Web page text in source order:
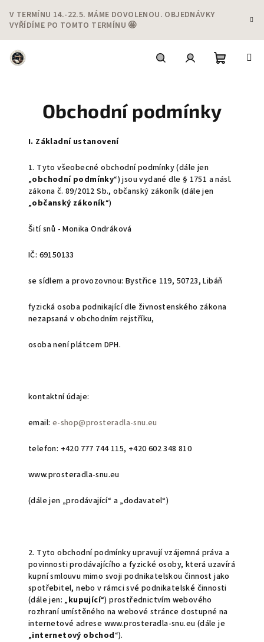
obsah
V TERMÍNU 14.-22.5. MÁME DOVOLENOU. OBJEDNÁVKY
VYŘÍDÍME PO TOMTO TERMÍNU 🤩
košík
Obchodní podmínky
I. Základní ustanovení
1. Tyto všeobecné obchodní podmínky (dále jen
„obchodní podmínky“) jsou vydané dle § 1751 a násl.
zákona č. 89/2012 Sb., občanský zákoník (dále jen
„občanský zákoník“)
Šití snů - Monika Ondráková
IČ: 69150133
se sídlem a provozovnou: Bystřice 119, 50723, Libáň
fyzická osoba podnikající dle živnostenského zákona
nezapsaná v obchodním rejstříku,
osoba není plátcem DPH.
kontaktní údaje:
email: e-shop@prosteradla-snu.eu
telefon: +420 777 744 115, +420 602 348 810
www.prosteradla-snu.eu
(dále jen „prodávající“ a „dodavatel“)
2. Tyto obchodní podmínky upravují vzájemná práva a
povinnosti prodávajícího a fyzické osoby, která uzavírá
kupní smlouvu mimo svoji podnikatelskou činnost jako
spotřebitel, nebo v rámci své podnikatelské činnosti
(dále jen: „kupující“) prostřednictvím webového
rozhraní umístěného na webové stránce dostupné na
internetové adrese www.prosteradla-snu.eu (dále je
„internetový obchod“).